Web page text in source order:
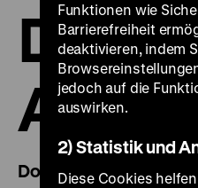
Der
Dokumentarfilme von
Funktionen wie
Barrierefreiheit
deaktivieren, indem
jedoch auf die
auswirken.
2) Statistik und
Diese Cookies